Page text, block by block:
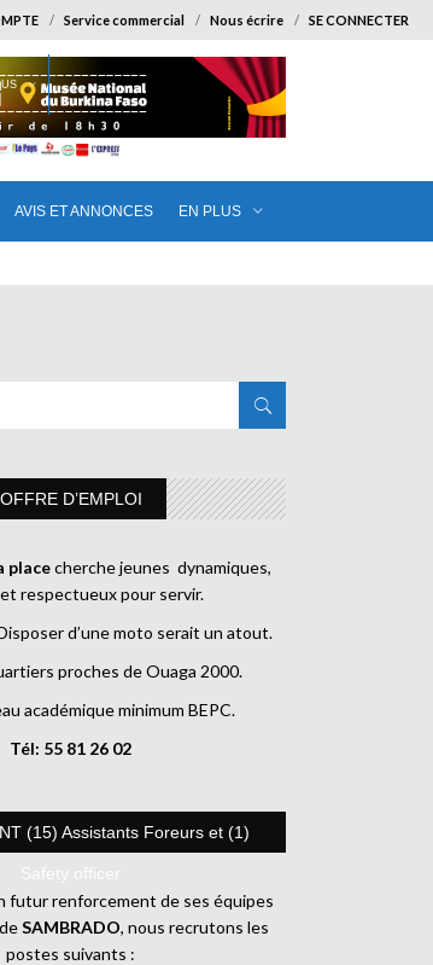
Service commercial Nous écrire SE CONNECTER
AVIS ET ANNONCES EN PLUS
OFFRE D’EMPLOI
placecherche jeunes dynamiques,
respectueux pour servir.
d’une moto serait un atout.
proches de Ouaga 2000.
académique minimum BEPC.
Tél: 55 81 26 02
(15) Assistants Foreurs et (1)
Safety officer
futur renforcement de ses équipes
SAMBRADO, nous recrutons les
postes suivants :